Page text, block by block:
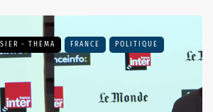
- THEMA FRANCE POLITIQUE